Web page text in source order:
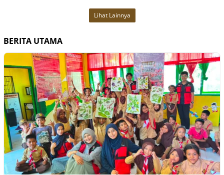
Lihat Lainnya
BERITA UTAMA